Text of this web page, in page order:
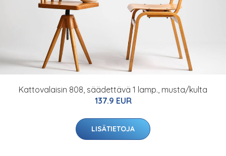
Kattovalaisin 808, säädettävä 1 lamp., musta/kulta
137.9 EUR
LISÄTIETOJA